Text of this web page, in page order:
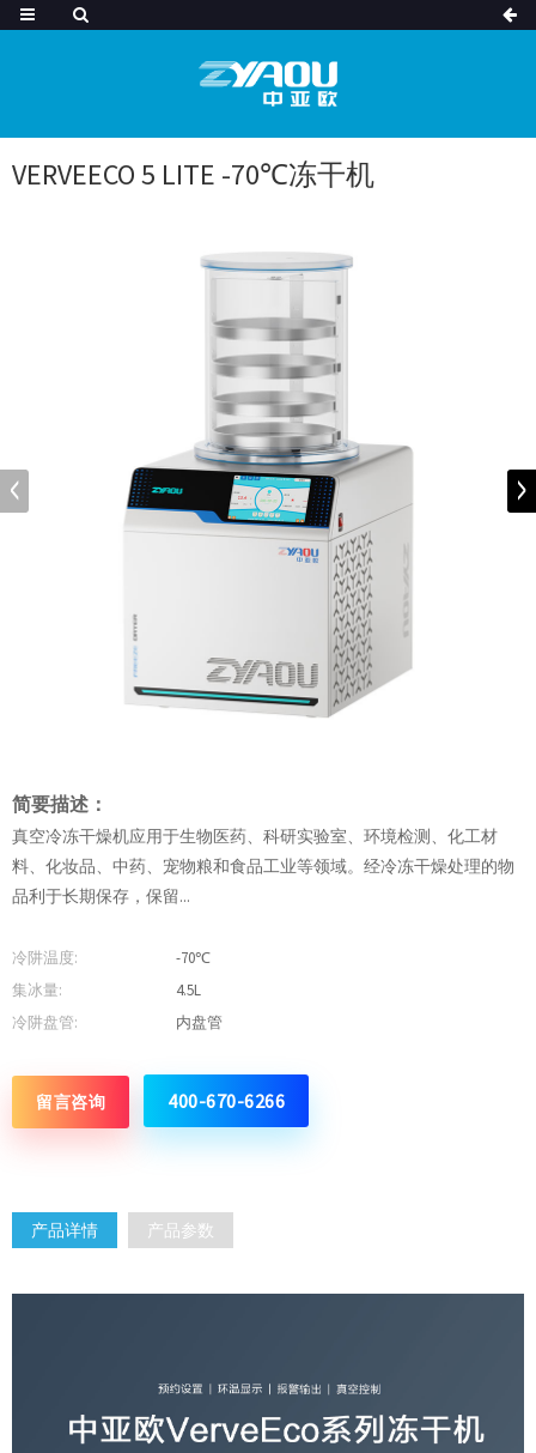
VERVEECO 5 LITE -70℃冻干机
简要描述：
真空冷冻干燥机应用于生物医药、科研实验室、环境检测、化工材
料、化妆品、中药、宠物粮和食品工业等领域。经冷冻干燥处理的物
品利于长期保存，保留...
冷阱温度:
-70℃
集冰量:
4.5L
冷阱盘管:
内盘管
留言咨询 400-670-6266
产品详情 产品参数